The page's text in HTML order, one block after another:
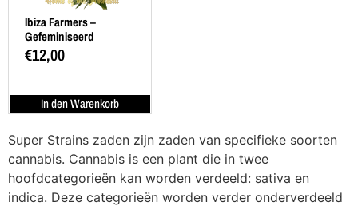
Ibiza Farmers –
Gefeminiseerd
€12,00
In den Warenkorb
Super Strains zaden zijn zaden van specifieke soorten
cannabis. Cannabis is een plant die in twee
hoofdcategorieën kan worden verdeeld: sativa en
indica. Deze categorieën worden verder onderverdeeld